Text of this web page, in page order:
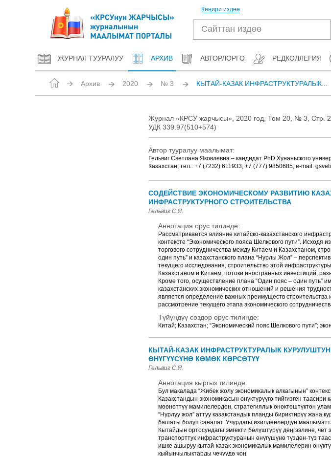
«КРСУнун ЖАРЧЫСЫ»
журналынын
МААЛЫМАТ ПОРТАЛЫ
Кеңири издөө
ЖУРНАЛ ТУУРАЛУУ АРХИВ АВТОРЛОРГО РЕДКОЛЛЕГИЯ
Архив 2020 № 3 КЫТАЙ-КАЗАК ИНФРАСТРУКТУРАЛЫК...
Журнал «КРСУ жарчысы», 2020 год, Том 20, № 3, Стр.
УДК 339.97(510+574)
Автор тууралуу маалымат:
Гельвиг Светлана Яковлевна – кандидат PhD Хунаньского
Казахстан, тел.: +7 (7232) 611933, +7 (777) 9850685, e-mail:
СОДЕЙСТВИЕ ЭКОНОМИЧЕСКОМУ РАЗВИТИЮ
ИНФРАСТРУКТУРНОГО СТРОИТЕЛЬСТВА
Гельвиг С.Я.
Аннотация орус тилинде:
Рассматривается влияние китайско-казахстанского
контексте “Экономического пояса Шелкового пути”. Исходя
торгового сотрудничества между Китаем и Казахстаном,
один путь” и казахстанского плана “Нурлы Жол” ‒
текущего исследования, строительство этой
Казахстаном и Китаем, потоки иностранных инвестиций,
Кроме того, осуществление плана “Один пояс ‒ один путь”
казахстанских экономических отношений и решения
является определение важных преимуществ строительства
рассмотрение текущего этапа экономического
Түйүндүү сөздөр орус тилинде:
Китай; Казахстан; “Экономический пояс Шелкового пути”;
КЫТАЙ-КАЗАК ИНФРАСТРУКТУРАЛЫК
ӨНҮГҮҮСҮНӨ КӨМӨК КӨРСӨТҮҮ
Гельвиг С.Я.
Аннотация кыргыз тилинде:
Бул макалада “Жибек жолу экономикалык алкагынын”
Казакстандын экономикасын өнүктүрүүгө тийгизген
мөөнөттүү мамилелерден, стратегиялык өнөктөштүктөн
“Нурлуу жол” аттуу казакстандык планды бириктирүү жана
башаты болуп саналат. Учурдагы изилдөөлөрдүн
Кытайдын ортосундагы эмгекти бөлүштүрүү деңгээлине,
транспорттук инфраструктуранын өнүгүшүнө түздөн-түз
ишке ашыруу кытай-казак экономикалык мамилелерин
кыйынчылыктарды чечүүдө чоң